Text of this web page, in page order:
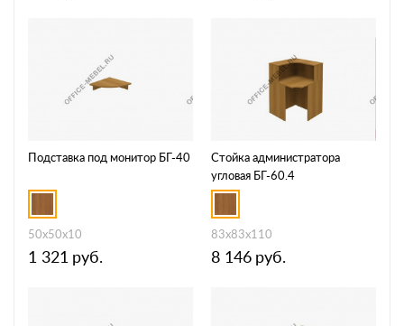
Подставка под монитор БГ-40
50x50x10
1 321 руб.
Стойка администратора
угловая БГ-60.4
83x83x110
8 146 руб.